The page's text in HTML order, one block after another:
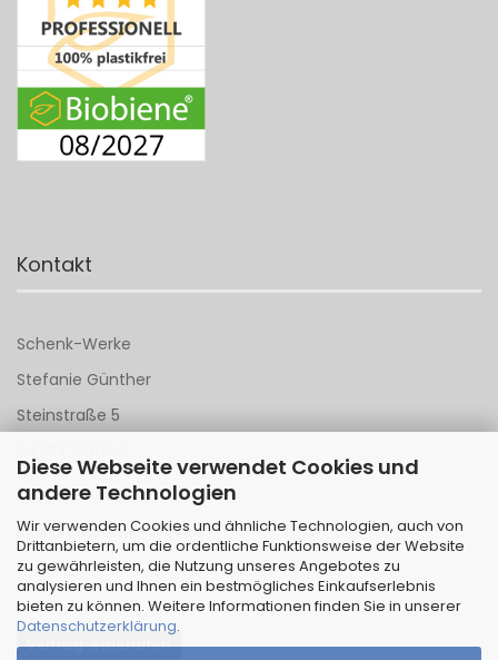
Diese Webseite verwendet Cookies und
andere Technologien
Wir verwenden Cookies und ähnliche Technologien, auch von
Drittanbietern, um die ordentliche Funktionsweise der Website
zu gewährleisten, die Nutzung unseres Angebotes zu
analysieren und Ihnen ein bestmögliches Einkaufserlebnis
bieten zu können. Weitere Informationen finden Sie in unserer
Datenschutzerklärung.
Kontakt
Schenk-Werke
Stefanie Günther
Steinstraße 5
Tel 06151 - 148 142
Mail anSchenk-Werke
Vertrag widerrufen